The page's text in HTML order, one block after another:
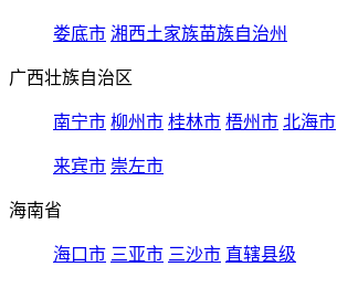
娄底市 湘西土家族苗族自治州
广西壮族自治区
南宁市 柳州市 桂林市 梧州市 北海市
来宾市 崇左市
海南省
海口市 三亚市 三沙市 直辖县级